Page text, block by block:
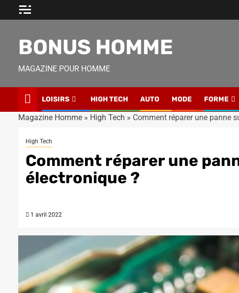
BONUS HOMME
MAGAZINE POUR HOMME
LOISIRS HIGH TECH AUTO MODE FORME
Magazine Homme » High Tech » Comment réparer une panne
High Tech
Comment réparer une
électronique ?
1 avril 2022